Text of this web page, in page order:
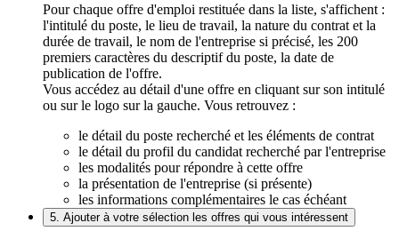
Pour chaque offre d'emploi restituée dans la liste, s'affichent :
l'intitulé du poste, le lieu de travail, la nature du contrat et la
durée de travail, le nom de l'entreprise si précisé, les 200
premiers caractères du descriptif du poste, la date de
publication de l'offre.
Vous accédez au détail d'une offre en cliquant sur son intitulé
ou sur le logo sur la gauche. Vous retrouvez :
le détail du poste recherché et les éléments de contrat
le détail du profil du candidat recherché par l'entreprise
les modalités pour répondre à cette offre
la présentation de l'entreprise (si présente)
les informations complémentaires le cas échéant
5. Ajouter à votre sélection les offres qui vous intéressent